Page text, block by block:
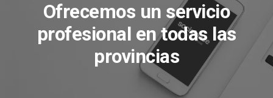
Ofrecemos un servicio
profesional en todas las
provincias